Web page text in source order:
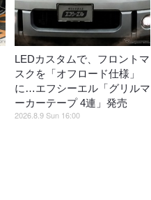
LEDカスタムで、フロントマ
スクを「オフロード仕様」
に…エフシーエル「グリルマ
ーカーテープ 4連」発売
2026.8.9 Sun 16:00